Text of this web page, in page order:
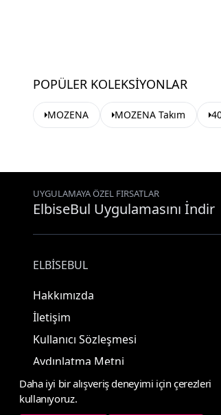
POPÜLER KOLEKSIYONLAR
MOZENA MOZENA Takım
UYGULAMAYA ÖZEL FIRSATLAR
ElbiseBul Uygulamasını İndir
ELBISEBUL
Hakkımızda
İletişim
Kullanıcı Sözleşmesi
Aydınlatma Metni
Daha iyi bir alışveriş deneyimi için çerezleri
kullanıyoruz.